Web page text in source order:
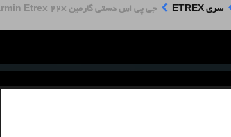
سری ETREX جی پی اس دستی گارمین Garmin Etrex 22x